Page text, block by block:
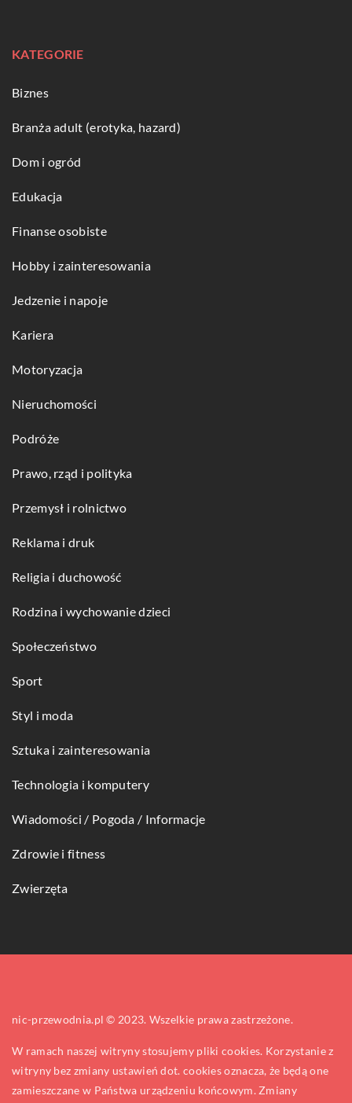
KATEGORIE
Biznes
Branża adult (erotyka, hazard)
Dom i ogród
Edukacja
Finanse osobiste
Hobby i zainteresowania
Jedzenie i napoje
Kariera
Motoryzacja
Nieruchomości
Podróże
Prawo, rząd i polityka
Przemysł i rolnictwo
Reklama i druk
Religia i duchowość
Rodzina i wychowanie dzieci
Społeczeństwo
Sport
Styl i moda
Sztuka i zainteresowania
Technologia i komputery
Wiadomości / Pogoda / Informacje
Zdrowie i fitness
Zwierzęta
nic-przewodnia.pl © 2023. Wszelkie prawa zastrzeżone.
W ramach naszej witryny stosujemy pliki cookies. Korzystanie z
witryny bez zmiany ustawień dot. cookies oznacza, że będą one
zamieszczane w Państwa urządzeniu końcowym. Zmiany